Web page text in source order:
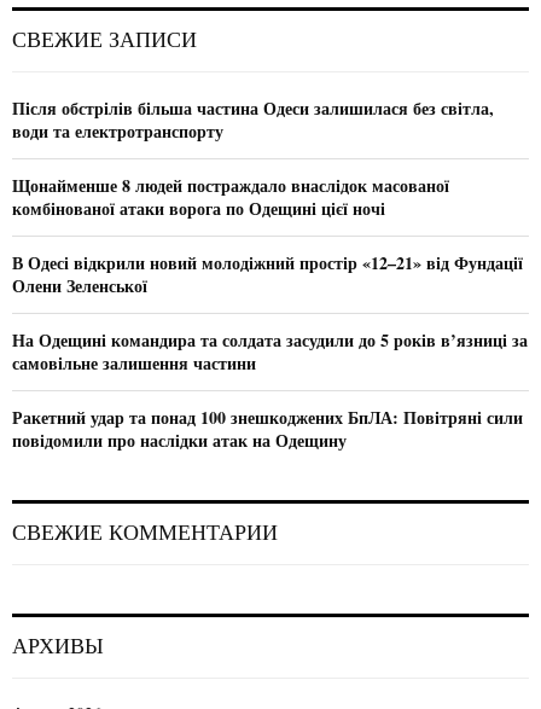
h
o
r
СВЕЖИЕ ЗАПИСИ
Після обстрілів більша частина Одеси залишилася без світла,
води та електротранспорту
Щонайменше 8 людей постраждало внаслідок масованої
комбінованої атаки ворога по Одещині цієї ночі
В Одесі відкрили новий молодіжний простір «12–21» від Фундації
Олени Зеленської
На Одещині командира та солдата засудили до 5 років в’язниці за
самовільне залишення частини
Ракетний удар та понад 100 знешкоджених БпЛА: Повітряні сили
повідомили про наслідки атак на Одещину
СВЕЖИЕ КОММЕНТАРИИ
АРХИВЫ